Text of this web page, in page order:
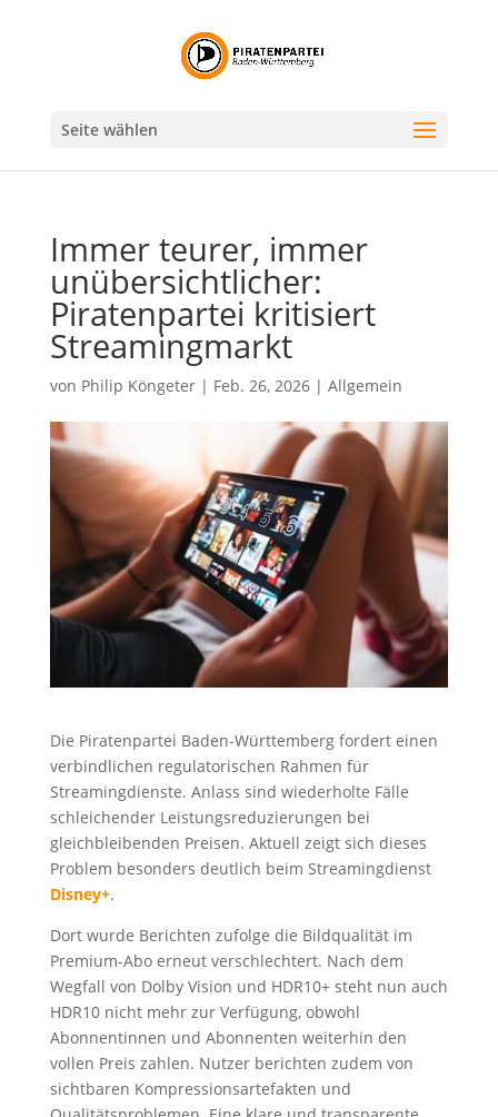
Seite wählen
Immer teurer, immer
unübersichtlicher:
Piratenpartei kritisiert
Streamingmarkt
von Philip Köngeter| Feb. 26, 2026| Allgemein
Die Piratenpartei Baden-Württemberg fordert einen
verbindlichen regulatorischen Rahmen für
Streamingdienste. Anlass sind wiederholte Fälle
schleichender Leistungsreduzierungen bei
gleichbleibenden Preisen. Aktuell zeigt sich dieses
Problem besonders deutlich beim Streamingdienst
Disney+.
Dort wurde Berichten zufolge die Bildqualität im
Premium-Abo erneut verschlechtert. Nach dem
Wegfall von Dolby Vision und HDR10+ steht nun auch
HDR10 nicht mehr zur Verfügung, obwohl
Abonnentinnen und Abonnenten weiterhin den
vollen Preis zahlen. Nutzer berichten zudem von
sichtbaren Kompressionsartefakten und